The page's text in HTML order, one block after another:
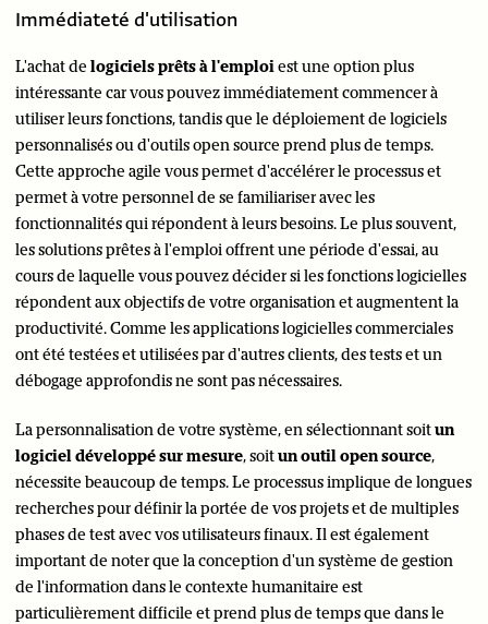
Immédiateté d'utilisation
L'achat de logiciels prêts à l'emploiest une option plus
intéressante car vous pouvez immédiatement commencer à
utiliser leurs fonctions, tandis que le déploiement de logiciels
personnalisés ou d'outils open source prend plus de temps.
Cette approche agile vous permet d'accélérer le processus et
permet à votre personnel de se familiariser avec les
fonctionnalités qui répondent à leurs besoins. Le plus souvent,
les solutions prêtes à l'emploi offrent une période d'essai, au
cours de laquelle vous pouvez décider si les fonctions logicielles
répondent aux objectifs de votre organisation et augmentent la
productivité. Comme les applications logicielles commerciales
ont été testées et utilisées par d'autres clients, des tests et un
débogage approfondis ne sont pas nécessaires.
La personnalisation de votre système, en sélectionnant soitun
logiciel développé sur mesure, soitun outil open source,
nécessite beaucoup de temps. Le processus implique de longues
recherches pour définir la portée de vos projets et de multiples
phases de test avec vos utilisateurs finaux. Il est également
important de noter que la conception d'un système de gestion
de l'information dans le contexte humanitaire est
particulièrement difficile et prend plus de temps que dans le